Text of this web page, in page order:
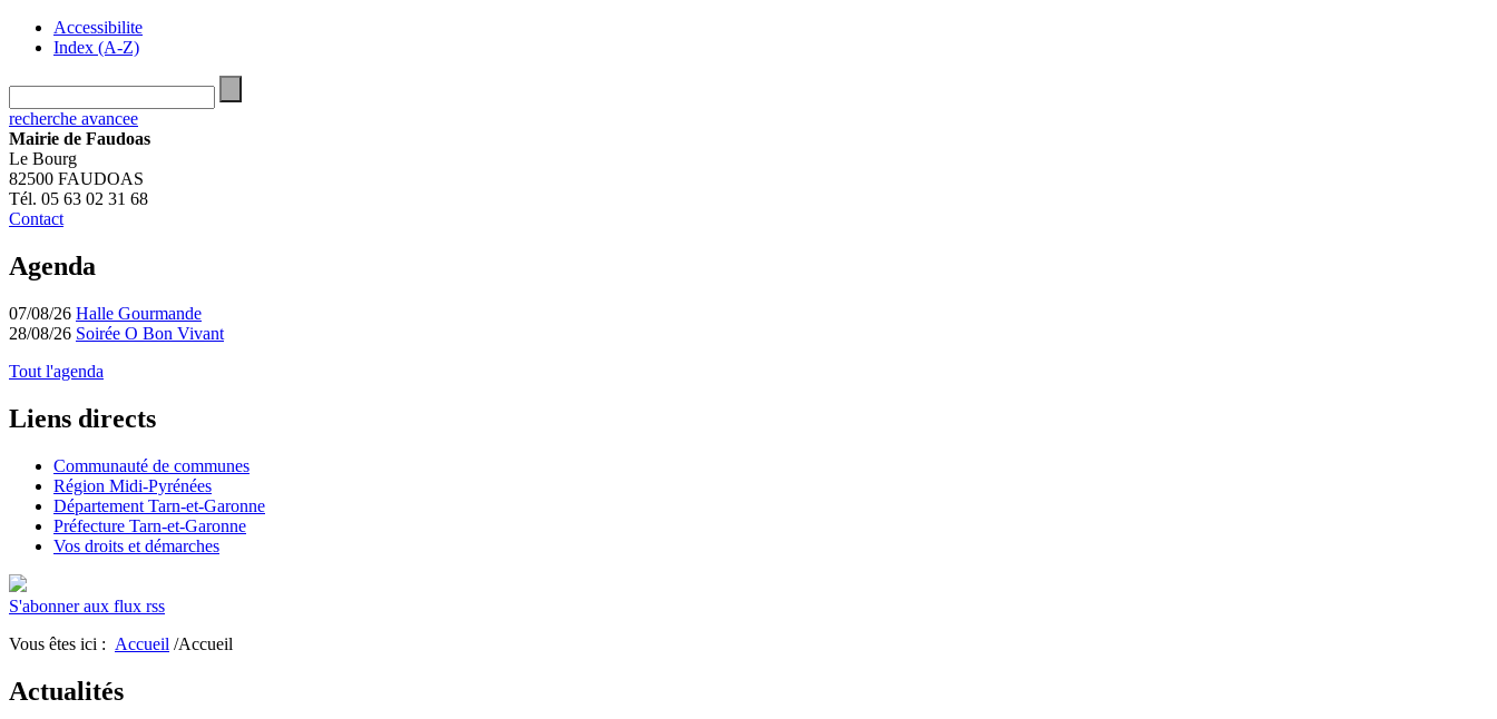
Accessibilite
Index (A-Z)
recherche avancee
Mairie de Faudoas
Le Bourg
82500 FAUDOAS
Tél. 05 63 02 31 68
Contact
Agenda
07/08/26 Halle Gourmande
28/08/26 Soirée O Bon Vivant
Tout l'agenda
Liens directs
Communauté de communes
Région Midi-Pyrénées
Département Tarn-et-Garonne
Préfecture Tarn-et-Garonne
Vos droits et démarches
S'abonner aux flux rss
Vous êtes ici : Accueil /Accueil
Actualités